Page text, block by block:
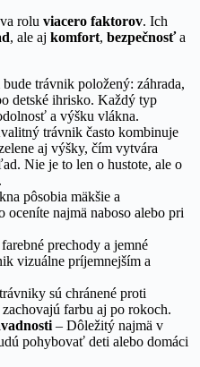
rolu viacero faktorov. Ich
, ale aj komfort, bezpečnosťa
trávnik položený: záhrada,
detské ihrisko. Každý typ
a výšku vlákna.
trávnik často kombinuje
aj výšky, čím vytvára
Nie je to len o hustote, ale o
pôsobia mäkšie a
oceníte najmä naboso alebo pri
prechody a jemné
vizuálne príjemnejším a
sú chránené proti
farbu aj po rokoch.
– Dôležitý najmä v
pohybovať deti alebo domáci